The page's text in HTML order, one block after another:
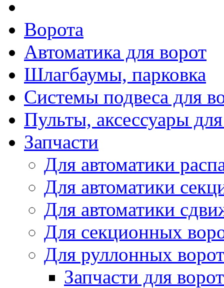
Ворота
Автоматика для ворот
Шлагбаумы, парковка
Системы подвеса для
Пульты, аксессуары
Запчасти
Для автоматики
Для автоматики
Для автоматики
Для секционных
Для руллонных ворот
Запчасти для